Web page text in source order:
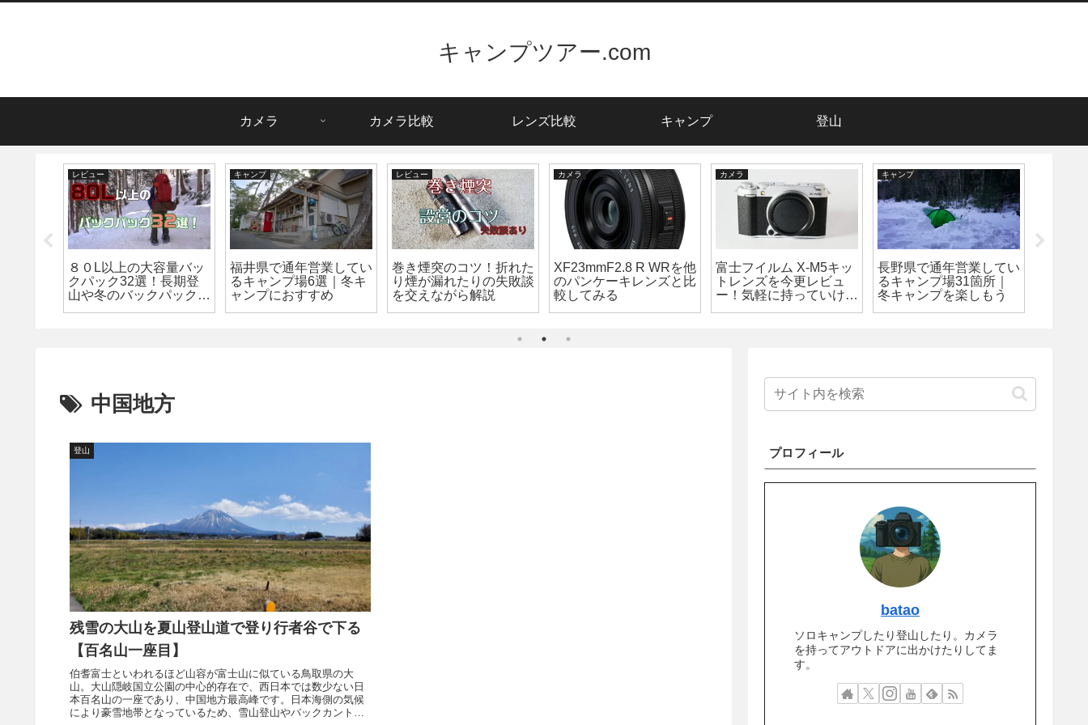
キャンプツアー.com
カメラ カメラ比較 レンズ比較 キャンプ 登山
レビュー
８０L以上の大容量バッ
クパック32選！長期登
山や冬のバックパックキ
キャンプ
福井県で通年営業してい
るキャンプ場6選｜冬キ
ャンプにおすすめ
レビュー
巻き煙突のコツ！折れた
り煙が漏れたりの失敗談
を交えながら解説
カメラ
XF23mmF2.8 R WRを他
のパンケーキレンズと比
較してみる
カメラ
富士フイルム X-M5キッ
トレンズを今更レビュ
ー！気軽に持っていける
キャンプ
長野県で通年営業してい
るキャンプ場31箇所｜
冬キャンプを楽しもう
中国地方
登山
残雪の大山を夏山登山道で登り行者谷で下る
【百名山一座目】
伯耆富士といわれるほど山容が富士山に似ている鳥取県の大
山。大山隠岐国立公園の中心的存在で、西日本では数少ない日
本百名山の一座であり、中国地方最高峰です。日本海側の気候
により豪雪地帯となっているため、雪山登山やバックカントリ
プロフィール
batao
ソロキャンプしたり登山したり。カメラ
を持ってアウトドアに出かけたりしてま
す。